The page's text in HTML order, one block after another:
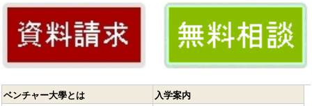
ベンチャー大學とは 入学案内